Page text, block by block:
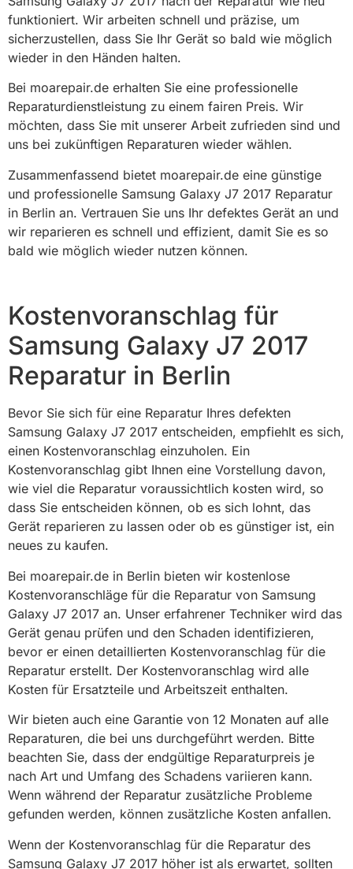
funktioniert. Wir arbeiten schnell und präzise, um
sicherzustellen, dass Sie Ihr Gerät so bald wie möglich
wieder in den Händen halten.
Bei moarepair.de erhalten Sie eine professionelle
Reparaturdienstleistung zu einem fairen Preis. Wir
möchten, dass Sie mit unserer Arbeit zufrieden sind und
uns bei zukünftigen Reparaturen wieder wählen.
Zusammenfassend bietet moarepair.de eine günstige
und professionelle Samsung Galaxy J7 2017 Reparatur
in Berlin an. Vertrauen Sie uns Ihr defektes Gerät an und
wir reparieren es schnell und effizient, damit Sie es so
bald wie möglich wieder nutzen können.
Kostenvoranschlag für
Samsung Galaxy J7 2017
Reparatur in Berlin
Bevor Sie sich für eine Reparatur Ihres defekten
Samsung Galaxy J7 2017 entscheiden, empfiehlt es sich,
einen Kostenvoranschlag einzuholen. Ein
Kostenvoranschlag gibt Ihnen eine Vorstellung davon,
wie viel die Reparatur voraussichtlich kosten wird, so
dass Sie entscheiden können, ob es sich lohnt, das
Gerät reparieren zu lassen oder ob es günstiger ist, ein
neues zu kaufen.
Bei moarepair.de in Berlin bieten wir kostenlose
Kostenvoranschläge für die Reparatur von Samsung
Galaxy J7 2017 an. Unser erfahrener Techniker wird das
Gerät genau prüfen und den Schaden identifizieren,
bevor er einen detaillierten Kostenvoranschlag für die
Reparatur erstellt. Der Kostenvoranschlag wird alle
Kosten für Ersatzteile und Arbeitszeit enthalten.
Wir bieten auch eine Garantie von 12 Monaten auf alle
Reparaturen, die bei uns durchgeführt werden. Bitte
beachten Sie, dass der endgültige Reparaturpreis je
nach Art und Umfang des Schadens variieren kann.
Wenn während der Reparatur zusätzliche Probleme
gefunden werden, können zusätzliche Kosten anfallen.
Wenn der Kostenvoranschlag für die Reparatur des
Samsung Galaxy J7 2017 höher ist als erwartet, sollten